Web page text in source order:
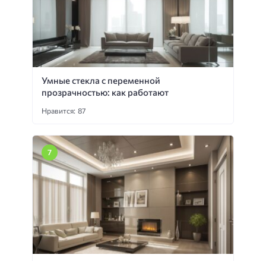
Умные стекла с переменной
прозрачностью: как работают
Нравится: 87